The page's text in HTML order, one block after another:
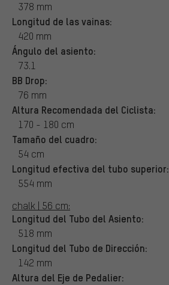
378 mm
Longitud de las vainas:
420 mm
Ángulo del asiento:
73.1
BB Drop:
76 mm
Altura Recomendada del Ciclista:
170 - 180 cm
Tamaño del cuadro:
54 cm
Longitud efectiva del tubo superior:
554 mm
chalk | 56 cm:
Longitud del Tubo del Asiento:
518 mm
Longitud del Tubo de Dirección:
142 mm
Altura del Eje de Pedalier: